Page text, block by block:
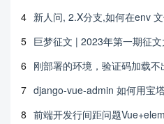
4 新人问, 2.X分支,如何在env
5 巨梦征文 | 2023年第一期征
6 刚部署的环境，验证码加载不
7 django-vue-admin 如何用宝
8 前端开发行间距问题